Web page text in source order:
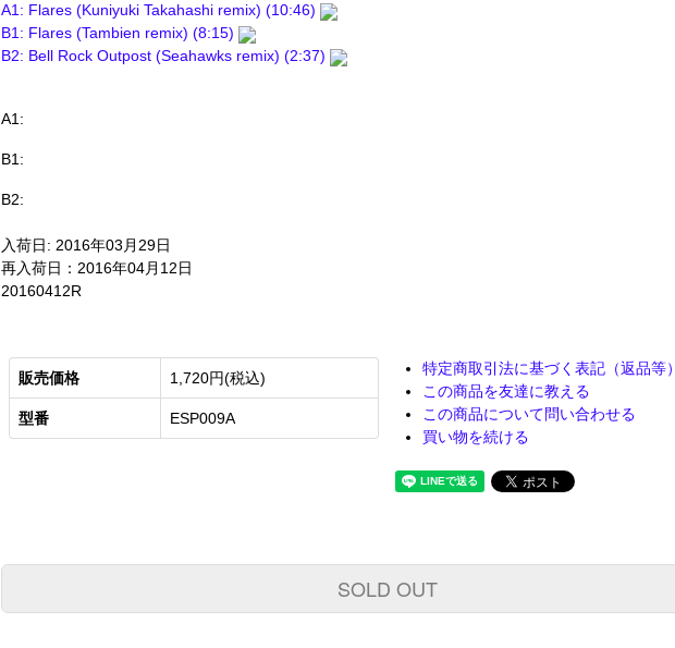
A1: Flares (Kuniyuki Takahashi remix) (10:46)
B1: Flares (Tambien remix) (8:15)
B2: Bell Rock Outpost (Seahawks remix) (2:37)
A1:
B1:
B2:
入荷日: 2016年03月29日
再入荷日：2016年04月12日
20160412R
販売価格 1,720円(税込)
型番 ESP009A
特定商取引法に基づく表記（返品等）
この商品を友達に教える
この商品について問い合わせる
買い物を続ける
SOLD OUT